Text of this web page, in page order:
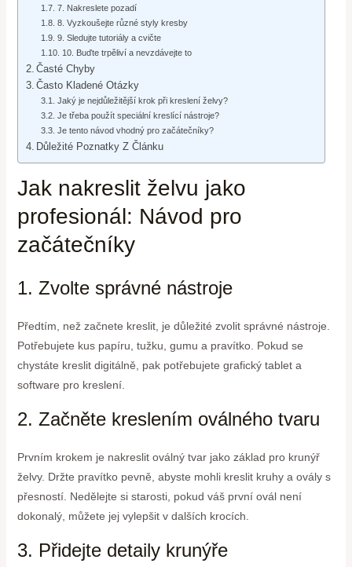
7. Nakreslete pozadí
8. Vyzkoušejte různé styly kresby
9. Sledujte tutoriály a cvičte
10. Buďte trpěliví a nevzdávejte to
Časté Chyby
Často Kladené Otázky
Jaký je nejdůležitější krok při kreslení želvy?
Je třeba použít speciální kreslící nástroje?
Je tento návod vhodný pro začátečníky?
Důležité Poznatky Z Článku
Jak nakreslit želvu jako
profesionál: Návod pro
začátečníky
1. Zvolte správné nástroje
Předtím, než začnete kreslit, je důležité zvolit správné nástroje.
Potřebujete kus papíru, tužku, gumu a pravítko. Pokud se
chystáte kreslit digitálně, pak potřebujete grafický tablet a
software pro kreslení.
2. Začněte kreslením oválného tvaru
Prvním krokem je nakreslit oválný tvar jako základ pro krunýř
želvy. Držte pravítko pevně, abyste mohli kreslit kruhy a ovály s
přesností. Nedělejte si starosti, pokud váš první ovál není
dokonalý, můžete jej vylepšit v dalších krocích.
3. Přidejte detaily krunýře